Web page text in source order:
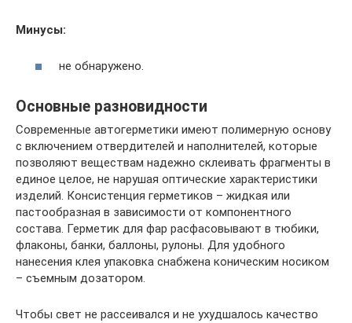
Минусы:
не обнаружено.
Основные разновидности
Современные автогерметики имеют полимерную основу
с включением отвердителей и наполнителей, которые
позволяют веществам надежно склеивать фрагменты в
единое целое, не нарушая оптические характеристики
изделий. Консистенция герметиков – жидкая или
пастообразная в зависимости от компонентного
состава. Герметик для фар расфасовывают в тюбики,
флаконы, банки, баллоны, рулоны. Для удобного
нанесения клея упаковка снабжена коническим носиком
– съемным дозатором.
Чтобы свет не рассеивался и не ухудшалось качество